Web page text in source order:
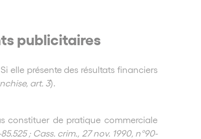
publicitaires
elle présente des résultats financiers
art. 3).
constituer de pratique commerciale
; Cass. crim., 27 nov. 1990, n°90-